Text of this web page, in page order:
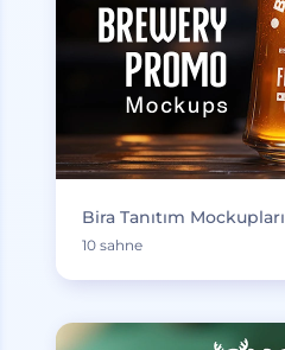
Bira Tanıtım Mockupları
10 sahne